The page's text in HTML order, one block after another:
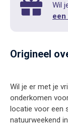
Wil
een
Origineel
Wil je er met je
onderkomen
locatie voor een
natuurweekend